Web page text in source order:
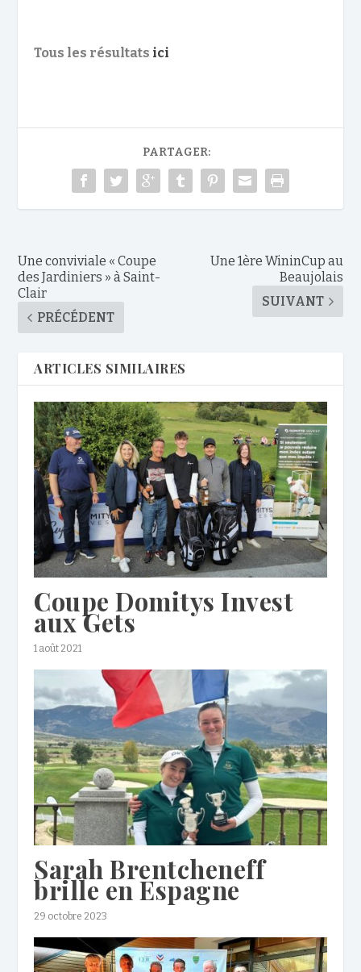
Tous les résultats ici
PARTAGER:
‌Une conviviale « Coupe
des Jardiniers » à Saint-
Clair
PRÉCÉDENT
Une 1ère WininCup au
Beaujolais
SUIVANT
ARTICLES SIMILAIRES
Coupe Domitys Invest
aux Gets
1 août 2021
Sarah Brentcheneff
brille en Espagne
29 octobre 2023